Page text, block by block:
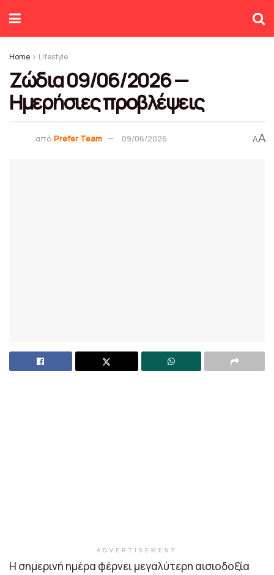
Home Lifestyle
Ζώδια 09/06/2026 —
Ημερήσιες προβλέψεις
από Prefer Team 09/06/2026 AA
ADVERTISEMENT
Η σημερινή ημέρα φέρνει μεγαλύτερη αισιοδοξία